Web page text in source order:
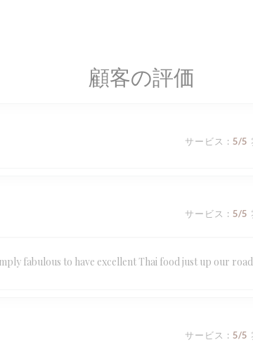
顧客の評価
サービス : 5/5
サービス : 5/5
fabulous to have excellent Thai food just up our
サービス : 5/5